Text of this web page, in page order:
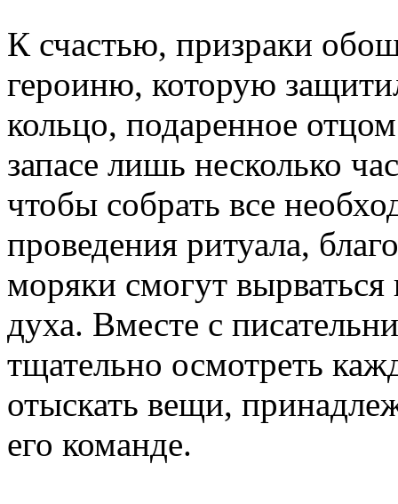
К счастью, призраки
героиню, которую
кольцо, подаренное
запасе лишь несколько
чтобы собрать все
проведения ритуала,
моряки смогут вырваться
духа. Вместе с
тщательно осмотреть
отыскать вещи,
его команде.